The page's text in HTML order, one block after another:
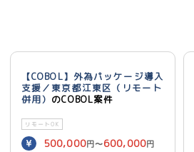
【COBOL】外為パッケージ導入
支援／東京都江東区（リモート
併用） のCOBOL案件
リモートOK
500,000円〜600,000円